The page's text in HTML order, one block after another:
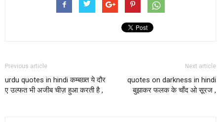
Previous article
urdu quotes in hindi कम्बख़्त ये दौर
ए उल्फत भी अजीब चीज़ हुआ करती है ,
Next article
quotes on darkness in hindi
बुझाकर फलक के चाँद ओ सूरज ,